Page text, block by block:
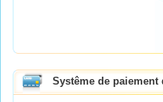
Systême de